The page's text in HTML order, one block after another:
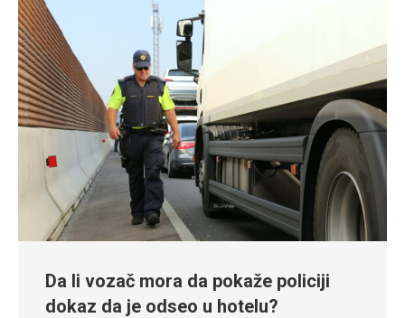
Da li vozač mora da pokaže policiji
dokaz da je odseo u hotelu?